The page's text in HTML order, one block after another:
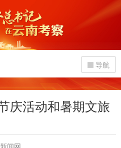
导航
庆活动和暑期文旅
闻网